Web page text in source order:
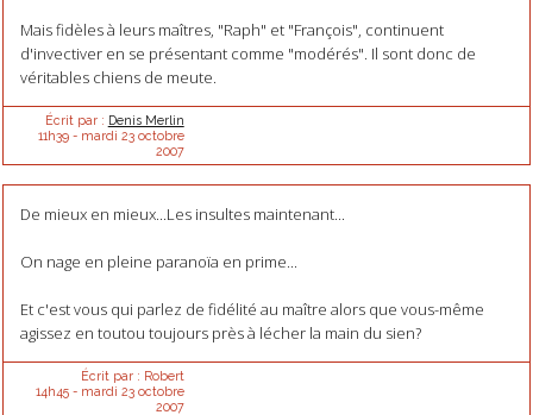
Mais fidèles à leurs maîtres, "Raph" et "François", continuent
d'invectiver en se présentant comme "modérés". Il sont donc de
véritables chiens de meute.
Écrit par : Denis Merlin
11h39- mardi 23 octobre
2007
De mieux en mieux...Les insultes maintenant...
On nage en pleine paranoïa en prime...
Et c'est vous qui parlez de fidélité au maître alors que vous-même
agissez en toutou toujours près à lécher la main du sien?
Écrit par : Robert
14h45- mardi 23 octobre
2007